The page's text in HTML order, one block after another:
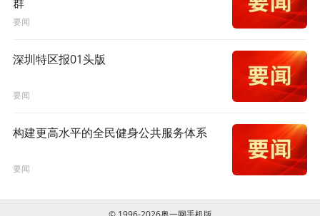
要闻
深圳特区报01头版
要闻
构建更高水平的全民健身公共服务体系
要闻